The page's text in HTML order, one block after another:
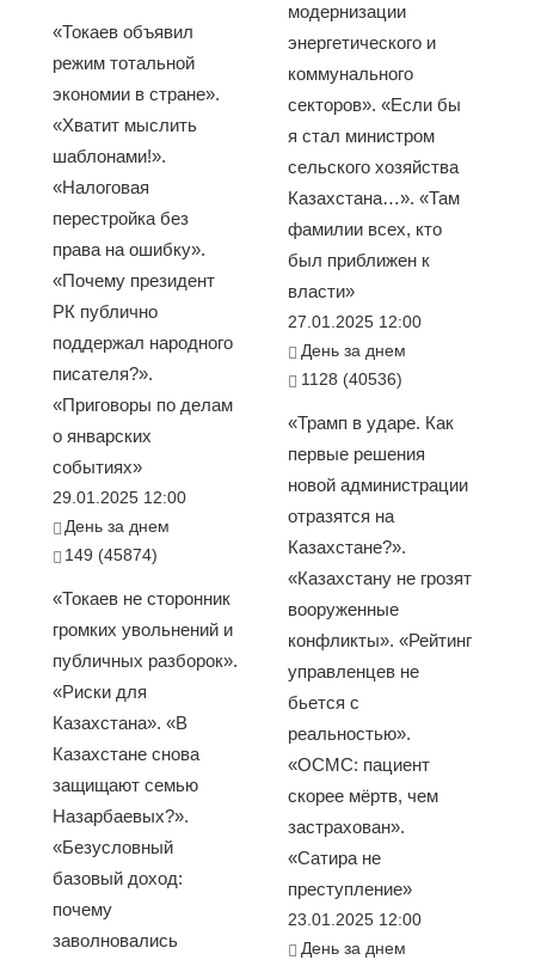
«Токаев объявил
режим тотальной
экономии в стране».
«Хватит мыслить
шаблонами!».
«Налоговая
перестройка без
права на ошибку».
«Почему президент
РК публично
поддержал народного
писателя?».
«Приговоры по делам
о январских
событиях»
29.01.2025 12:00
День за днем
149 (45874)
«Токаев не сторонник
громких увольнений и
публичных разборок».
«Риски для
Казахстана». «В
Казахстане снова
защищают семью
Назарбаевых?».
«Безусловный
базовый доход:
почему
заволновались
модернизации
энергетического и
коммунального
секторов». «Если бы
я стал министром
сельского хозяйства
Казахстана…». «Там
фамилии всех, кто
был приближен к
власти»
27.01.2025 12:00
День за днем
1128 (40536)
«Трамп в ударе. Как
первые решения
новой администрации
отразятся на
Казахстане?».
«Казахстану не грозят
вооруженные
конфликты». «Рейтинг
управленцев не
бьется с
реальностью».
«ОСМС: пациент
скорее мёртв, чем
застрахован».
«Сатира не
преступление»
23.01.2025 12:00
День за днем